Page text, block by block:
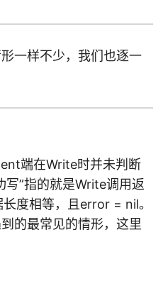
一样不少，我们也逐一
端在Write时并未判断
写”指的就是Write调用返
度相等，且error = nil。
的最常见的情形，这里